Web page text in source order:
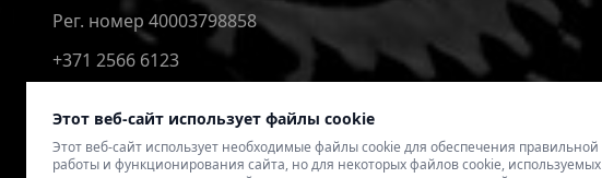
Этот веб-сайт использует файлы cookie
Этот веб-сайт использует необходимые файлы cookie для обеспечения правильной
работы и функционирования сайта, но для некоторых файлов cookie, используемых
Рег. номер 40003798858
+371 2566 6123